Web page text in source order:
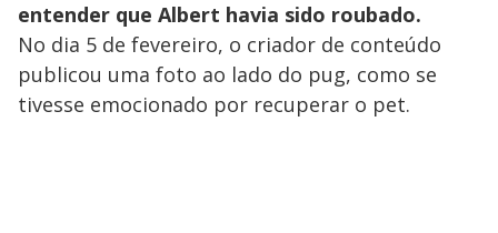
entender que Albert havia sido roubado.
No dia 5 de fevereiro, o criador de conteúdo
publicou uma foto ao lado do pug, como se
tivesse emocionado por recuperar o pet.